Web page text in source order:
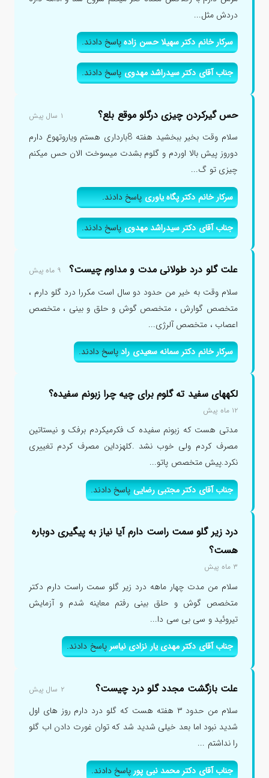
دردش مثل...
سرکار خانم دکتر سهیلا حسن زادهپاسخ دادند.
جناب آقای دکتر سیدراشد مهدویپاسخ دادند.
حس گیرکردن چیزی درگلو موقع بلع؟ ۱ سال پیش
سلام وقت بخیر ببخشید هفته 8بارداری هستم ویاروتهوع دارم
دوروز پیش بالا اوردم و گلوم بشدت میسوخت الان حس میکنم
چیزی تو گ...
سرکار خانم دکتر پگاه یاوریپاسخ دادند.
جناب آقای دکتر سیدراشد مهدویپاسخ دادند.
علت گلو درد طولانی مدت و مداوم چیست؟ ۹ ماه پیش
سلام وقت به خیر من حدود دو سال است مکررا درد گلو دارم ،
متخصص گوارش ، متخصص گوش و حلق و بینی ، متخصص
اعصاب ، متخصص آلرژی...
سرکار خانم دکتر سمانه سعیدی رادپاسخ دادند.
لکههای سفید ته گلوم برای چیه چرا زبونم سفیده؟
۱۲ ماه پیش
مدتی هست که زبونم سفیده ک فکرمیکردم برفک و نیستاتین
مصرف کردم ولی خوب نشد .کلهزداین مصرف کردم تغییری
نکرد.پیش متخصص پاتو...
جناب آقای دکتر مجتبی رضاییپاسخ دادند.
درد زیر گلو سمت راست دارم آیا نیاز به پیگیری دوباره
هست؟
۳ ماه پیش
سلام من مدت چهار ماهه درد زیر گلو سمت راست دارم دکتر
متخصص گوش و حلق بینی رفتم معاینه شدم و آزمایش
تیروئید و سی بی سی دا...
جناب آقای دکتر مهدی یار نزادی نیاسرپاسخ دادند.
علت بازگشت مجدد گلو درد چیست؟ ۲ سال پیش
سلام من حدود ۳ هفته هست که گلو درد دارم روز های اول
شدید نبود اما بعد خیلی شدید شد که توان غورت دادن اب گلو
را نداشتم ...
جناب آقای دکتر محمد نبی پورپاسخ دادند.